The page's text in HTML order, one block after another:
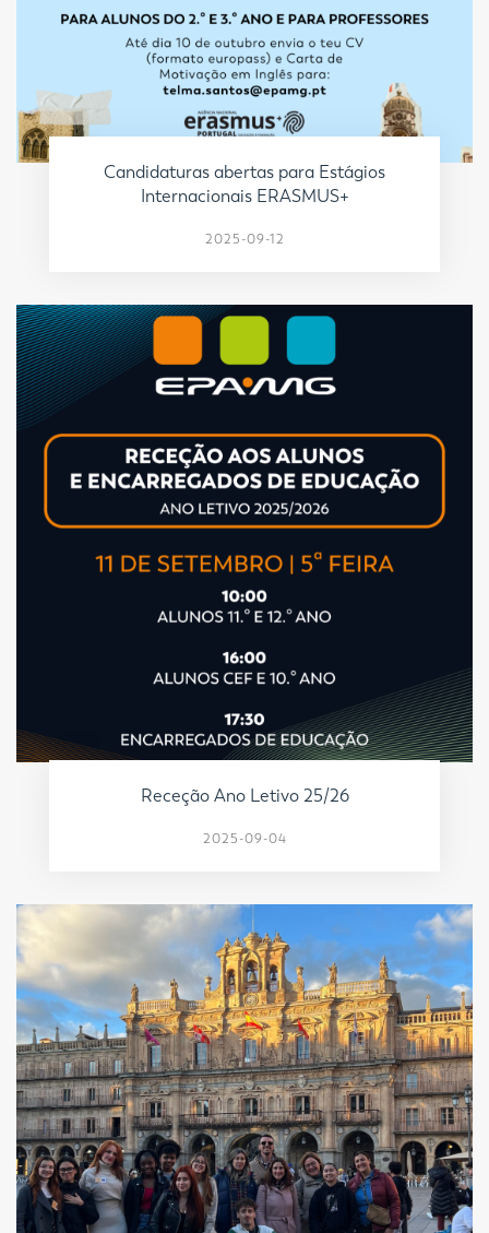
Candidaturas abertas para Estágios
Internacionais ERASMUS+
2025-09-12
Receção Ano Letivo 25/26
2025-09-04